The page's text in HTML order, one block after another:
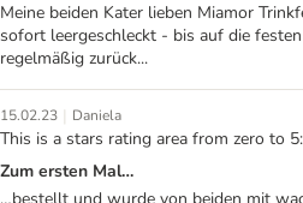
Meine beiden Kater lieben Miamor
sofort leergeschleckt - bis auf die
regelmäßig zurück...
15.02.23 | Daniela
This is a stars rating area from zero to
Zum ersten Mal…